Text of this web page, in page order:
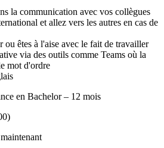
la communication avec vos collègues
et allez vers les autres en cas de
ou êtes à l'aise avec le fait de travailler
via des outils comme Teams où la
mot d'ordre
en Bachelor – 12 mois